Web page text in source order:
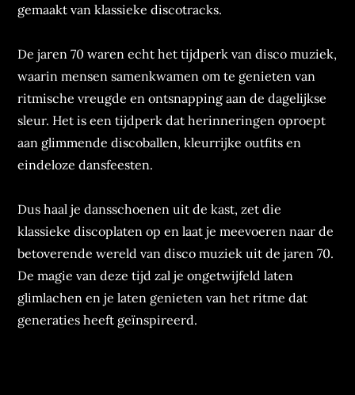
gemaakt van klassieke discotracks.
De jaren 70 waren echt het tijdperk van disco muziek,
waarin mensen samenkwamen om te genieten van
ritmische vreugde en ontsnapping aan de dagelijkse
sleur. Het is een tijdperk dat herinneringen oproept
aan glimmende discoballen, kleurrijke outfits en
eindeloze dansfeesten.
Dus haal je dansschoenen uit de kast, zet die
klassieke discoplaten op en laat je meevoeren naar de
betoverende wereld van disco muziek uit de jaren 70.
De magie van deze tijd zal je ongetwijfeld laten
glimlachen en je laten genieten van het ritme dat
generaties heeft geïnspireerd.